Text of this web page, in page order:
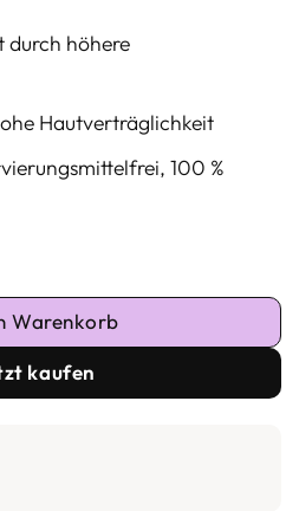
durch höhere
Hautverträglichkeit
100 %
Serum Menge
Warenkorb
kaufen